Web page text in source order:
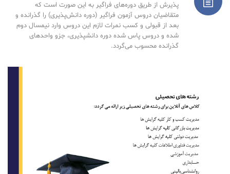
پذیرش از طریق دوره‌های فراگیر به این صورت است که
متقاضیان دروس آزمون فراگیر (دوره دانش‌پذیری) را گذرانده و
بعد از قبولی و کسب نمرات لازم این دروس وارد نیمسال دوم
شده و دروس پاس شده دوره دانشپذیری، جزو واحدهای
گذرانده محسوب می‌گردد.